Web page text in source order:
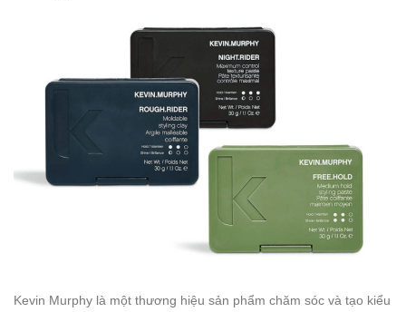
Kevin Murphy là một thương hiệu sản phẩm chăm sóc và tạo kiểu